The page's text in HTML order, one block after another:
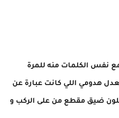
نفس الكلمات منه للمرة
هدومي اللي كانت عبارة عن
ضيق مقطع من على الركب و